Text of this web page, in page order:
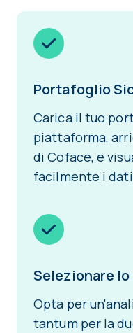
Portafoglio
Carica il tuo
piattaforma,
di Coface, e
facilmente i
Selezionare
Opta per
tantum per la